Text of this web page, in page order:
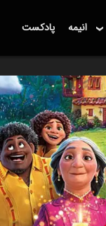
انیمه پادکست